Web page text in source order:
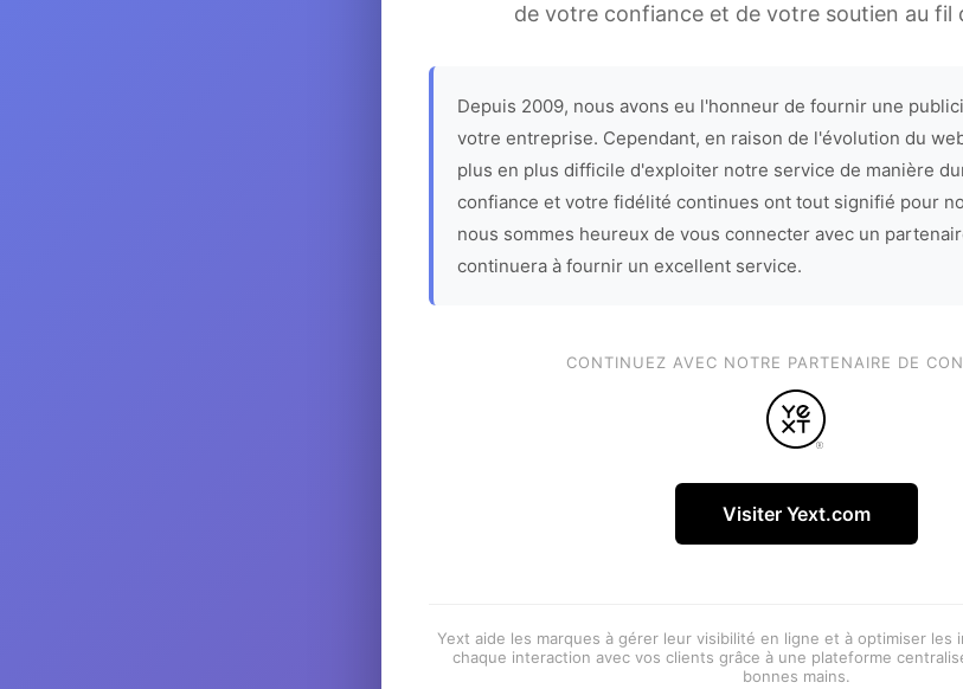
de votre confiance et de votre soutien au fil
Depuis 2009, nous avons eu l'honneur de fournir une
votre entreprise. Cependant, en raison de l'évolution du
plus en plus difficile d'exploiter notre service de manière
confiance et votre fidélité continues ont tout signifié pour
nous sommes heureux de vous connecter avec un
continuera à fournir un excellent service.
CONTINUEZ AVEC NOTRE PARTENAIRE DE
Visiter Yext.com
Yext aide les marques à gérer leur visibilité en ligne et à optimiser les
chaque interaction avec vos clients grâce à une plateforme
bonnes mains.